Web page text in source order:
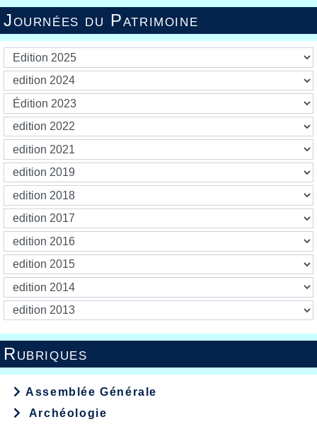
Journées du Patrimoine
Rubriques
Assemblée Générale
Archéologie